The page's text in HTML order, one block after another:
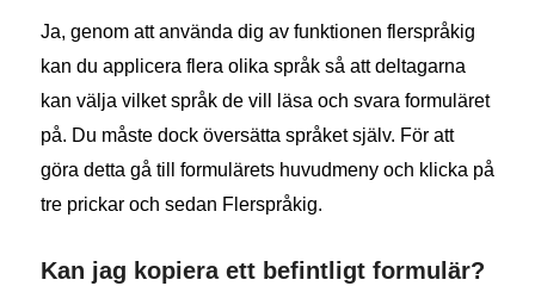
Ja, genom att använda dig av funktionen flerspråkig
kan du applicera flera olika språk så att deltagarna
kan välja vilket språk de vill läsa och svara formuläret
på. Du måste dock översätta språket själv. För att
göra detta gå till formulärets huvudmeny och klicka på
tre prickar och sedan Flerspråkig.
Kan jag kopiera ett befintligt formulär?